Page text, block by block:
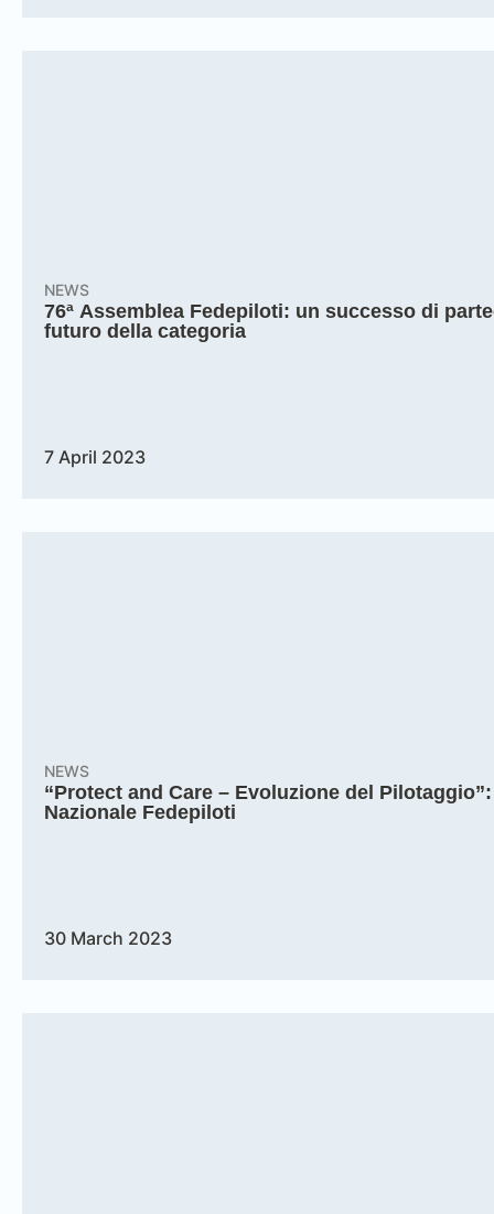
NEWS
76ª Assemblea Fedepiloti: un successo di
futuro della categoria
7 April 2023
NEWS
“Protect and Care – Evoluzione del
Nazionale Fedepiloti
30 March 2023